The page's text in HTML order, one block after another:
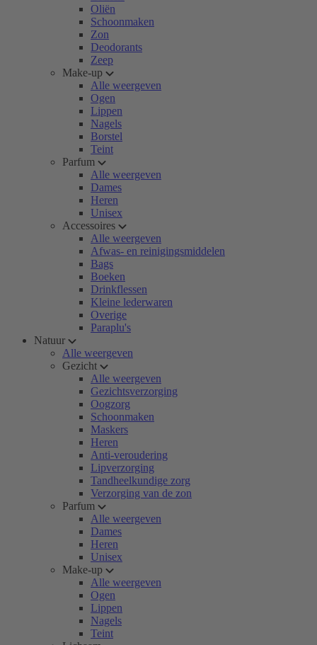
Oliën
Schoonmaken
Zon
Deodorants
Zeep
Make-up
Alle weergeven
Ogen
Lippen
Nagels
Borstel
Teint
Parfum
Alle weergeven
Dames
Heren
Unisex
Accessoires
Alle weergeven
Afwas- en reinigingsmiddelen
Bags
Boeken
Drinkflessen
Kleine lederwaren
Overige
Paraplu's
Natuur
Alle weergeven
Gezicht
Alle weergeven
Gezichtsverzorging
Oogzorg
Schoonmaken
Maskers
Heren
Anti-veroudering
Lipverzorging
Tandheelkundige zorg
Verzorging van de zon
Parfum
Alle weergeven
Dames
Heren
Unisex
Make-up
Alle weergeven
Ogen
Lippen
Nagels
Teint